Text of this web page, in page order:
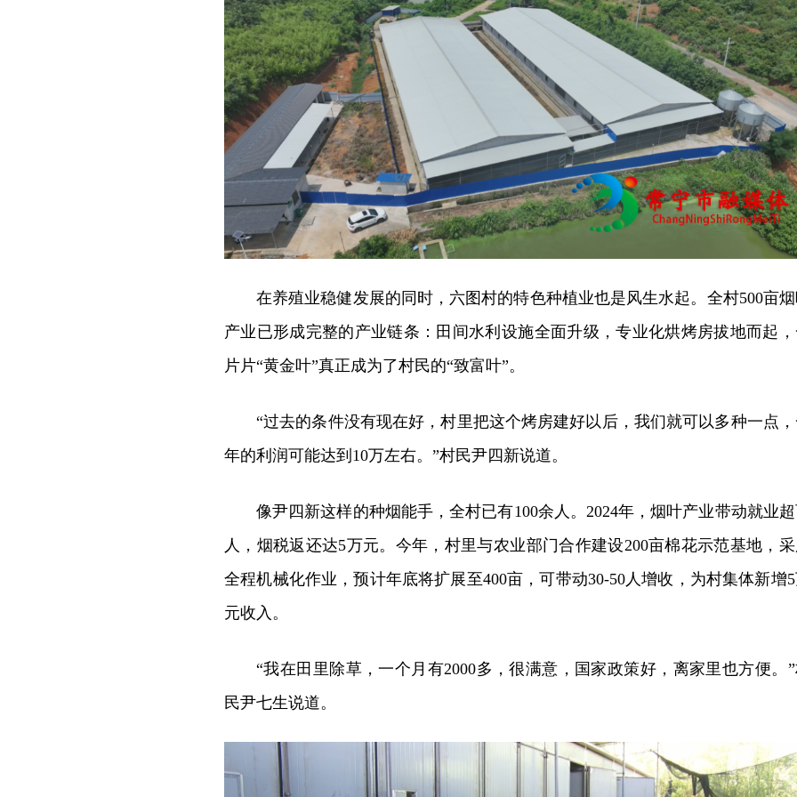
在养殖业稳健发展的同时，六图村的特色种植业也是风生水起。全村500亩
产业已形成完整的产业链条：田间水利设施全面升级，专业化烘烤房拔地而起
片片“黄金叶”真正成为了村民的“致富叶”。
“过去的条件没有现在好，村里把这个烤房建好以后，我们就可以多种一点
年的利润可能达到10万左右。”村民尹四新说道。
像尹四新这样的种烟能手，全村已有100余人。2024年，烟叶产业带动就业
人，烟税返还达5万元。今年，村里与农业部门合作建设200亩棉花示范基地，
全程机械化作业，预计年底将扩展至400亩，可带动30-50人增收，为村集体新增
元收入。
“我在田里除草，一个月有2000多，很满意，国家政策好，离家里也方便。
民尹七生说道。